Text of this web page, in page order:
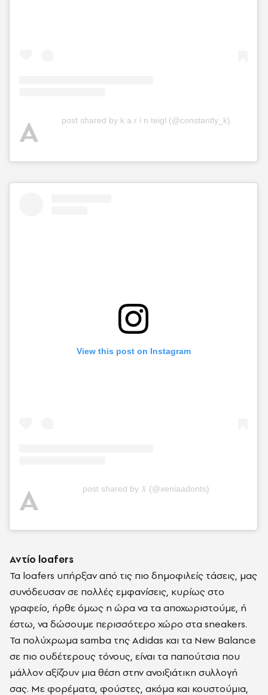
A post shared by k a r i n teigl (@constantly_k)
View this post on Instagram
A post shared by 𝔛 (@xeniaadonts)
Αντίο loafers
Τα loafers υπήρξαν από τις πιο δημοφιλείς τάσεις, μας
συνόδευσαν σε πολλές εμφανίσεις, κυρίως στο
γραφείο, ήρθε όμως η ώρα να τα αποχωριστούμε, ή
έστω, να δώσουμε περισσότερο χώρο στα sneakers.
Τα πολύχρωμα samba της Adidas και τα New Balance
σε πιο ουδέτερους τόνους, είναι τα παπούτσια που
μάλλον αξίζουν μια θέση στην ανοιξιάτικη συλλογή
σας. Με φορέματα, φούστες, ακόμα και κουστούμια,